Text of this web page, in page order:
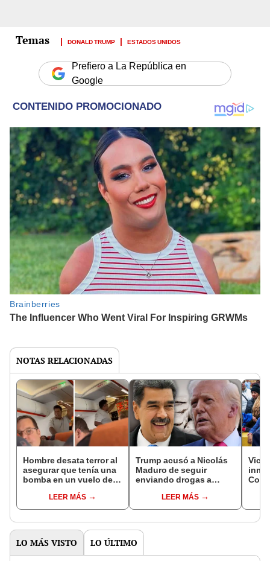
DONALD TRUMP ESTADOS UNIDOS
Prefiero a La República en
Google
NOTAS RELACIONADAS
Hombre desata terror al
asegurar que tenía una
bomba en un vuelo de
Estados Unidos y
Trump"
LEER MÁS
Trump acusó a Nicolás
Maduro de seguir
enviando drogas a
sucios"LEER MÁS
LO MÁS VISTO LO ÚLTIMO